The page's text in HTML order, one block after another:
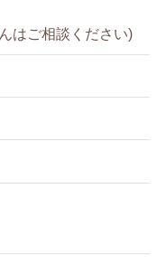
はご相談ください)